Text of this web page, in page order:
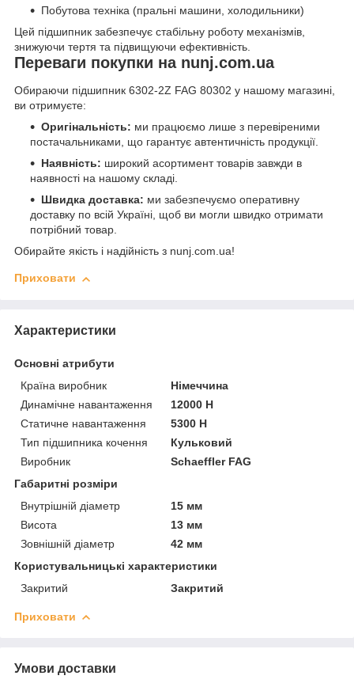
Побутова техніка (пральні машини, холодильники)
Цей підшипник забезпечує стабільну роботу механізмів,
знижуючи тертя та підвищуючи ефективність.
Переваги покупки на nunj.com.ua
Обираючи підшипник 6302-2Z FAG 80302 у нашому магазині,
ви отримуєте:
Оригінальність: ми працюємо лише з перевіреними
постачальниками, що гарантує автентичність продукції.
Наявність: широкий асортимент товарів завжди в
наявності на нашому складі.
Швидка доставка: ми забезпечуємо оперативну
доставку по всій Україні, щоб ви могли швидко отримати
потрібний товар.
Обирайте якість і надійність з nunj.com.ua!
Приховати
Характеристики
Основні атрибути
Країна виробник
Німеччина
Динамічне навантаження
12000 Н
Статичне навантаження
5300 Н
Тип підшипника кочення
Кульковий
Виробник
Schaeffler FAG
Габаритні розміри
Внутрішній діаметр
15 мм
Висота
13 мм
Зовнішній діаметр
42 мм
Користувальницькі характеристики
Закритий
Закритий
Приховати
Умови доставки